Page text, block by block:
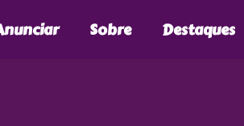
Sobre Destaques